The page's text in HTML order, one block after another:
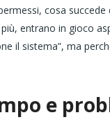
cosa succede
entrano in gioco
il sistema”, ma
e